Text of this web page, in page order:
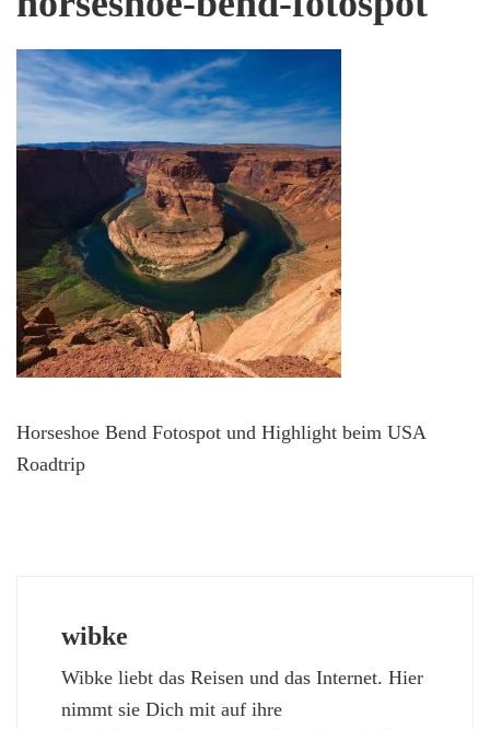
Horseshoe Bend Fotospot und Highlight beim USA
Roadtrip
wibke
Wibke liebt das Reisen und das Internet. Hier
nimmt sie Dich mit auf ihre